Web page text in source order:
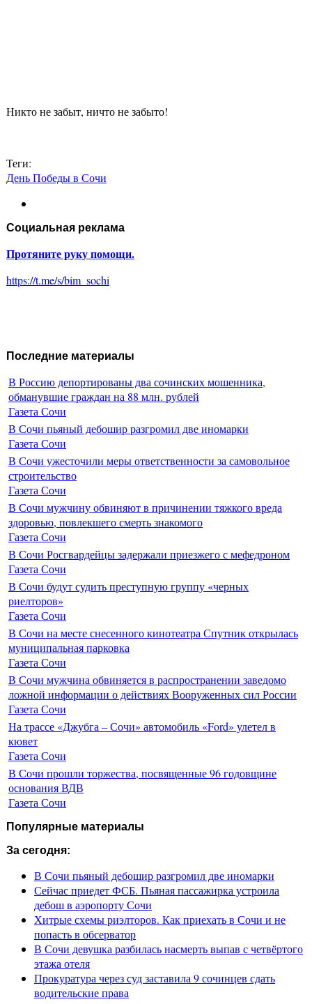
Никто не забыт, ничто не забыто!
Теги:
День Победы в Сочи
Социальная реклама
Протяните руку помощи.
https://t.me/s/bim_sochi
Последние материалы
В Россию депортированы два сочинских мошенника,
обманувшие граждан на 88 млн. рублей
Газета Сочи
В Сочи пьяный дебошир разгромил две иномарки
Газета Сочи
В Сочи ужесточили меры ответственности за самовольное
строительство
Газета Сочи
В Сочи мужчину обвиняют в причинении тяжкого вреда
здоровью, повлекшего смерть знакомого
Газета Сочи
В Сочи Росгвардейцы задержали приезжего с мефедроном
Газета Сочи
В Сочи будут судить преступную группу «черных
риелторов»
Газета Сочи
В Сочи на месте снесенного кинотеатра Спутник открылась
муниципальная парковка
Газета Сочи
В Сочи мужчина обвиняется в распространении заведомо
ложной информации о действиях Вооруженных сил России
Газета Сочи
На трассе «Джубга – Сочи» автомобиль «Ford» улетел в
кювет
Газета Сочи
В Сочи прошли торжества, посвященные 96 годовщине
основания ВДВ
Газета Сочи
Популярные материалы
За сегодня:
В Сочи пьяный дебошир разгромил две иномарки
Сейчас приедет ФСБ. Пьяная пассажирка устроила
дебош в аэропорту Сочи
Хитрые схемы риэлторов. Как приехать в Сочи и не
попасть в обсерватор
В Сочи девушка разбилась насмерть выпав с четвёртого
этажа отеля
Прокуратура через суд заставила 9 сочинцев сдать
водительские права